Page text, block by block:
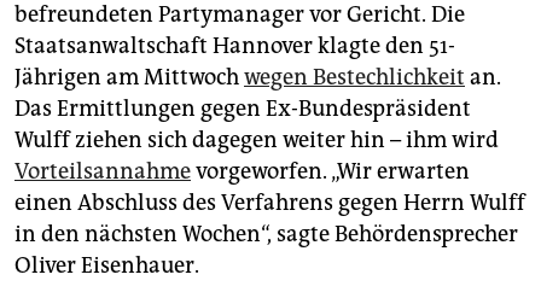
abo
genossenschaft
epaper login
befreundeten Partymanager vor Gericht. Die
Staatsanwaltschaft Hannover klagte den 51-
Jährigen am Mittwochwegen Bestechlichkeit an.
Das Ermittlungen gegen Ex-Bundespräsident
Wulff ziehen sich dagegen weiter hin – ihm wird
Vorteilsannahmevorgeworfen. „Wir erwarten
einen Abschluss des Verfahrens gegen Herrn Wulff
in den nächsten Wochen“, sagte Behördensprecher
Oliver Eisenhauer.